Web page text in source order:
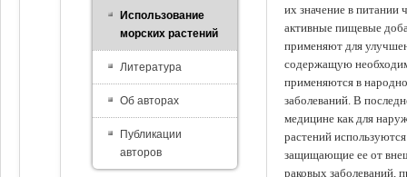
их значение в питании
активные пищевые
применяют для
содержащую
применяются в
заболеваний. В
медицине как для
растений
защищающие ее от
раковых заболеваний,
Использование
морских растений
Литература
Об авторах
Публикации
авторов